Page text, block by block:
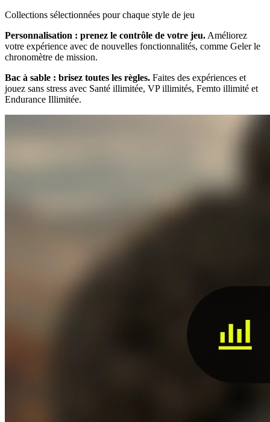
Collections sélectionnées pour chaque style de jeu
Personnalisation : prenez le contrôle de votre jeu. Améliorez
votre expérience avec de nouvelles fonctionnalités, comme Geler le
chronomètre de mission.
Bac à sable : brisez toutes les règles. Faites des expériences et
jouez sans stress avec Santé illimitée, VP illimités, Femto illimité et
Endurance Illimitée.